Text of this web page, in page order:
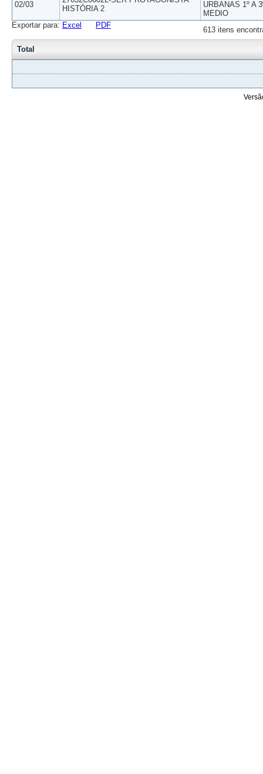
02/03
HISTÓRIA 2
URBANAS 1º A
MEDIO
613 itens
Exportar para: Excel PDF
Total